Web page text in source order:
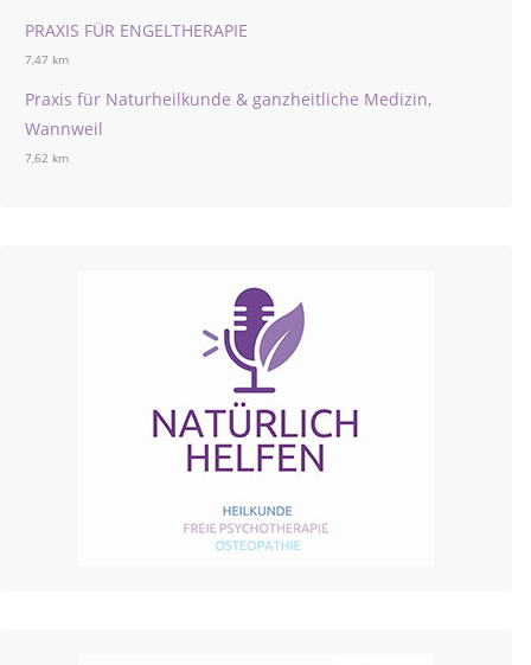
PRAXIS FÜR ENGELTHERAPIE
7,47 km
Praxis für Naturheilkunde & ganzheitliche Medizin,
Wannweil
7,62 km